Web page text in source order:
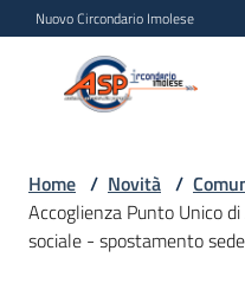
Vai al contenuto
Vai alla navigazione
Vai al footer
Nuovo Circondario Imolese
Imolese
Home / Novità /
Accoglienza Punto Unico
sociale - spostamento sede